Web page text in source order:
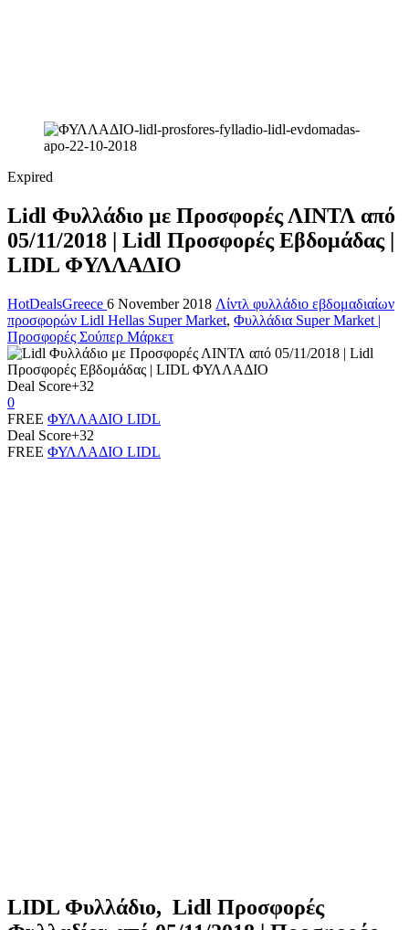
Expired
Lidl Φυλλάδιο με Προσφορές ΛΙΝΤΛ από
05/11/2018 | Lidl Προσφορές Εβδομάδας |
LIDL ΦΥΛΛΑΔΙΟ
HotDealsGreece 6 November 2018 Λίντλ φυλλάδιο εβδομαδιαίων
προσφορών Lidl Hellas Super Market, Φυλλάδια Super Market |
Προσφορές Σούπερ Μάρκετ
Deal Score+32
0
FREE ΦΥΛΛΑΔΙΟ LIDL
Deal Score+32
FREE ΦΥΛΛΑΔΙΟ LIDL
LIDL Φυλλάδιο, Lidl Προσφορές